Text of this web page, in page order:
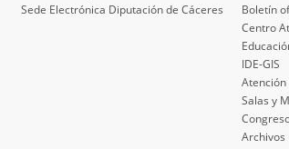
Sede Electrónica Diputación de Cáceres
Boletín
Centro
IDE-GIS
Atención
Salas y
Archivos